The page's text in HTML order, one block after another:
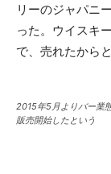
リーのジャパニ
った。ウイスキ
で、売れたから
2015年5月よりバー業
販売開始したという